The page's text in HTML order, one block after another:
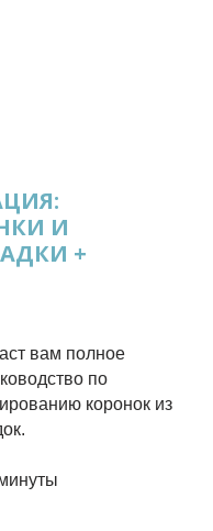
И
+
вам полное
по
коронок из